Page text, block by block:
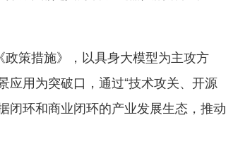
策措施》，以具身大模型为主攻方
应用为突破口，通过“技术攻关、开源
闭环和商业闭环的产业发展生态，推动